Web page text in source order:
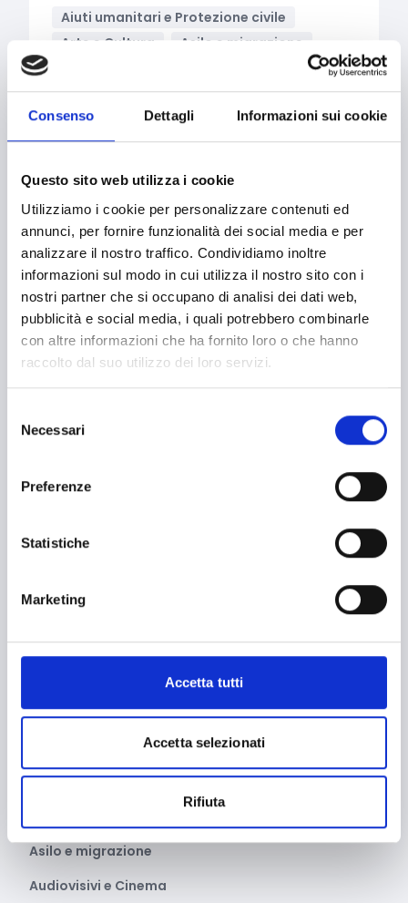
Consenso Dettagli Informazioni sui cookie
Questo sito web utilizza i cookie
Utilizziamo i cookie per personalizzare contenuti ed
annunci, per fornire funzionalità dei social media e per
analizzare il nostro traffico. Condividiamo inoltre
informazioni sul modo in cui utilizza il nostro sito con i
nostri partner che si occupano di analisi dei dati web,
pubblicità e social media, i quali potrebbero combinarle
con altre informazioni che ha fornito loro o che hanno
raccolto dal suo utilizzo dei loro servizi.
delNecessari
Preferenze
Statistiche
Marketing
Accetta tutti
Accetta selezionati
Rifiuta
Aiuti umanitari e Protezione civile
Arte e Cultura
Asilo e migrazione
Educazione e istruzione
Giustizia e sicurezza
Inclusione Sociale e Solidarietà
Servizi sociali e socio-sanitari
Imprese sociali/Società benefit
Bandi internazionali
SETTORI
Abbigliamento
Acquisto macchinari e/o attrezzature
Agricoltura e sviluppo rurale
Aiuti umanitari e Protezione civile
Alimentazione e nutrizione
Ambiente e Sviluppo sostenibile
Ammodernamento impianti
Arte e Cultura
Asilo e migrazione
Audiovisivi e Cinema